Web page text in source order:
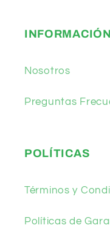
INFORMACIÓN
Nosotros
Preguntas
POLÍTICAS
Términos y
Políticas de